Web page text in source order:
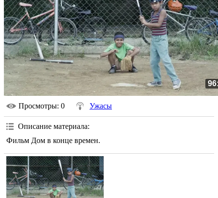
Просмотры: 0 Ужасы
Описание материала:
Фильм Дом в конце времен.